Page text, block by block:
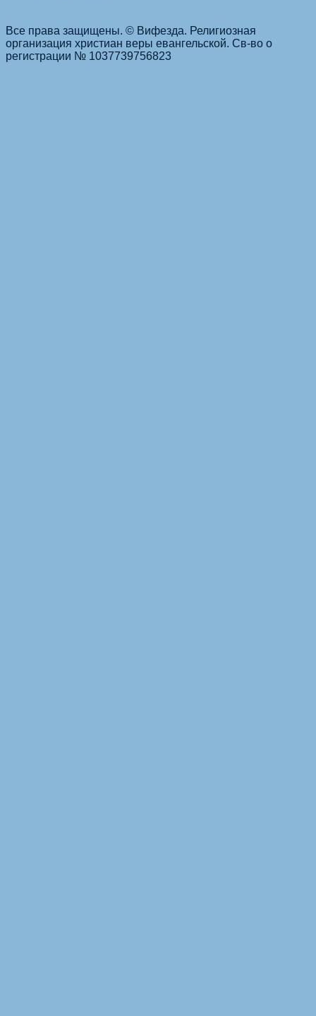
Навигация по статьям
Все права защищены. © Вифезда. Религиозная
организация христиан веры евангельской. Св-во о
регистрации № 1037739756823